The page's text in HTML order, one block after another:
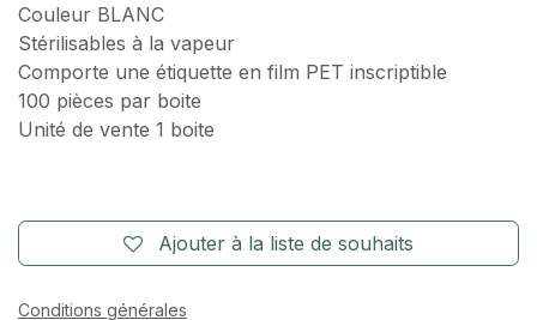
Couleur BLANC
Stérilisables à la vapeur
Comporte une étiquette en film PET inscriptible
100 pièces par boite
Unité de vente 1 boite
Ajouter à la liste de souhaits
Conditions générales